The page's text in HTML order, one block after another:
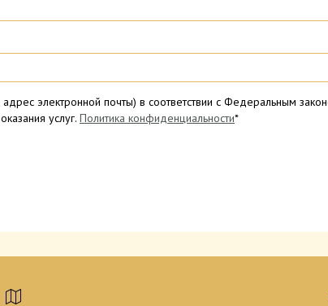
электронной почты) в соответствии с Федеральным
услуг. Политика конфиденциальности*